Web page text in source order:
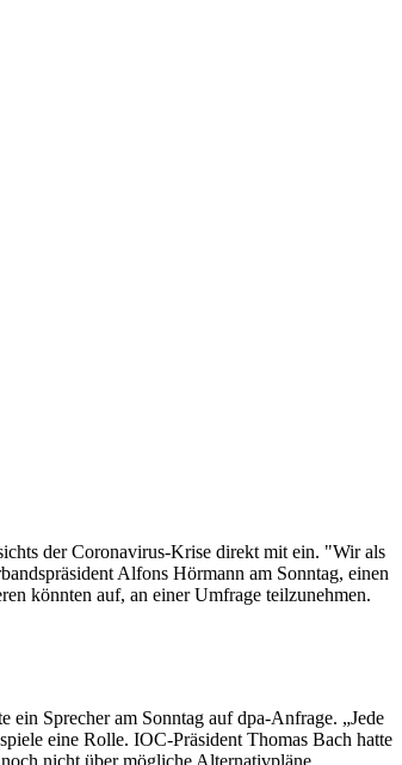
der Coronavirus-Krise direkt mit ein. "Wir als
Alfons Hörmann am Sonntag, einen
könnten auf, an einer Umfrage teilzunehmen.
Sprecher am Sonntag auf dpa-Anfrage. „Jede
eine Rolle. IOC-Präsident Thomas Bach hatte